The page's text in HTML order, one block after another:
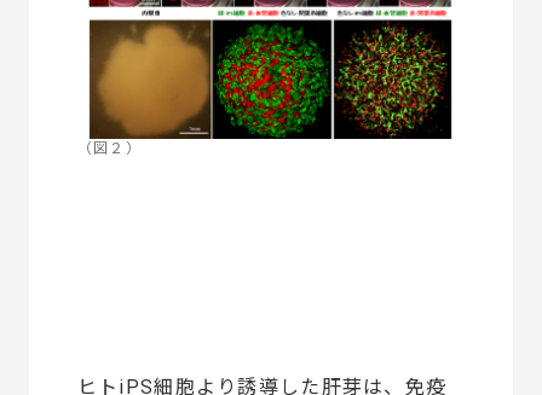
（図２）
ヒトiPS細胞より誘導した肝芽は、免疫